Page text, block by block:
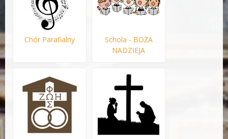
Chór Parafialny
Schola - BOŻA
NADZIEJA